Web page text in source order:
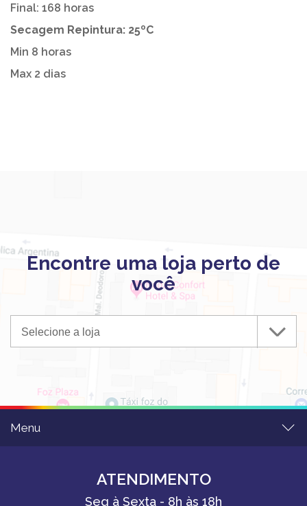
Final: 168 horas
Secagem Repintura: 25ºC
Min 8 horas
Max 2 dias
Encontre uma loja perto de
você
Selecione a loja
Menu
ATENDIMENTO
Seg à Sexta - 8h às 18h